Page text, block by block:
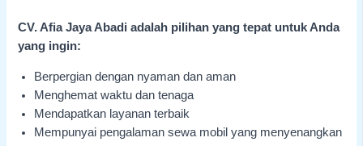
CV. Afia Jaya Abadi adalah pilihan yang tepat untuk Anda
yang ingin:
Berpergian dengan nyaman dan aman
Menghemat waktu dan tenaga
Mendapatkan layanan terbaik
Mempunyai pengalaman sewa mobil yang menyenangkan